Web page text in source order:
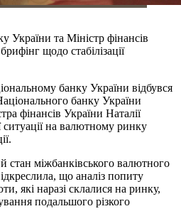
України та Міністр фінансів
щодо стабілізації
банку України відбувся
банку України
фінансів України Наталії
ситуації на валютному ринку
стан міжбанківського валютного
що аналіз попиту
які наразі склалися на ринку,
подальшого різкого